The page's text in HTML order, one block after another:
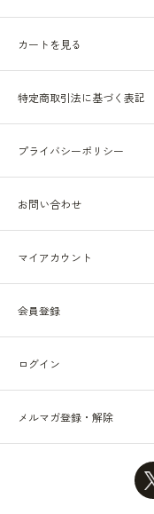
カートを見る
特定商取引法に基づく表記
プライバシーポリシー
お問い合わせ
マイアカウント
会員登録
ログイン
メルマガ登録・解除